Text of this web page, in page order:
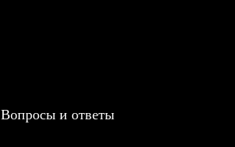
Вопросы и ответы